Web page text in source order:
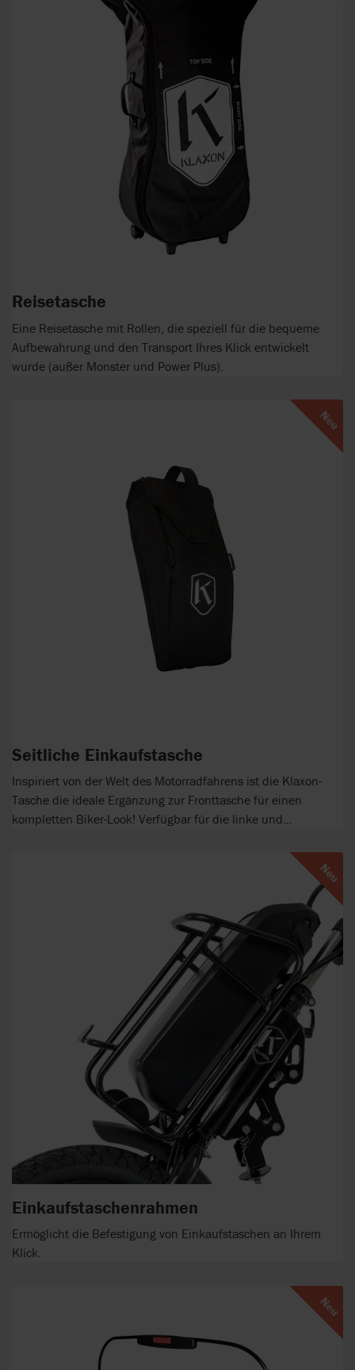
Reisetasche
Eine Reisetasche mit Rollen, die speziell für die bequeme
Aufbewahrung und den Transport Ihres Klick entwickelt
wurde (außer Monster und Power Plus).
Neu
Seitliche Einkaufstasche
Inspiriert von der Welt des Motorradfahrens ist die Klaxon-
Tasche die ideale Ergänzung zur Fronttasche für einen
kompletten Biker-Look! Verfügbar für die linke und...
Neu
Einkaufstaschenrahmen
Ermöglicht die Befestigung von Einkaufstaschen an Ihrem
Klick.
Neu